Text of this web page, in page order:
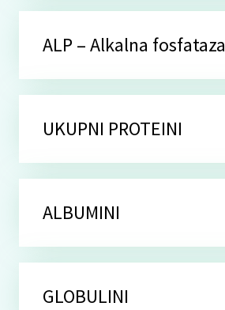
ALP – Alkalna fosfataza
UKUPNI PROTEINI
ALBUMINI
GLOBULINI